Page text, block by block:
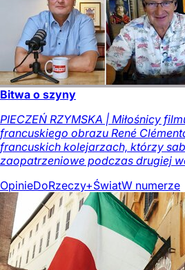
Bitwa o szyny
PIECZEŃ RZYMSKA | Miłośnicy
francuskiego obrazu René
francuskich kolejarzach, którzy
zaopatrzeniowe podczas drugiej
OpinieDoRzeczy+ŚwiatW numerze